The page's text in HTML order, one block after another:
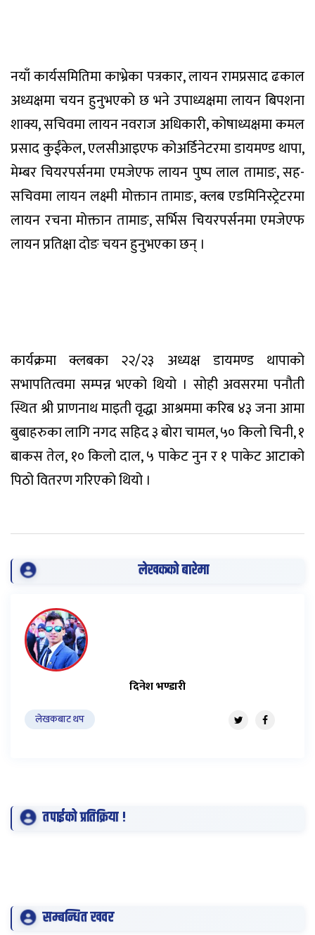
नयाँ कार्यसमितिमा काभ्रेका पत्रकार, लायन रामप्रसाद ढकाल
अध्यक्षमा चयन हुनुभएको छ भने उपाध्यक्षमा लायन बिपशना
शाक्य, सचिवमा लायन नवराज अधिकारी, कोषाध्यक्षमा कमल
प्रसाद कुईंकेल, एलसीआइएफ कोअर्डिनेटरमा डायमण्ड थापा,
मेम्बर चियरपर्सनमा एमजेएफ लायन पुष्प लाल तामाङ, सह-
सचिवमा लायन लक्ष्मी मोक्तान तामाङ, क्लब एडमिनिस्ट्रेटरमा
लायन रचना मोक्तान तामाङ, सर्भिस चियरपर्सनमा एमजेएफ
लायन प्रतिक्षा दोङ चयन हुनुभएका छन् ।
कार्यक्रमा क्लबका २२/२३ अध्यक्ष डायमण्ड थापाको
सभापतित्वमा सम्पन्न भएको थियो । सोही अवसरमा पनौती
स्थित श्री प्राणनाथ माइती वृद्धा आश्रममा करिब ४३ जना आमा
बुबाहरुका लागि नगद सहिद ३ बोरा चामल, ५० किलो चिनी, १
बाकस तेल, १० किलो दाल, ५ पाकेट नुन र १ पाकेट आटाको
पिठो वितरण गरिएको थियो ।
लेखकको बारेमा
दिनेश भण्डारी
लेखकबाट थप
तपाईको प्रतिक्रिया !
सम्बन्धित खवर